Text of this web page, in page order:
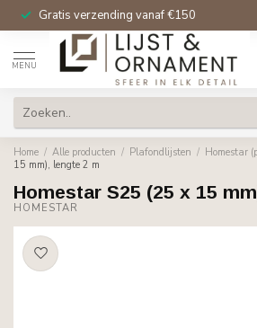
Gratis verzending vanaf €150
MENU
Home / Alle producten / Plafondlijsten / Homestar
15 mm), lengte 2 m
Homestar S25 (25 x 15
HOMESTAR